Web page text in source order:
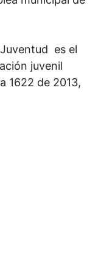
es el
juvenil
1622 de 2013,